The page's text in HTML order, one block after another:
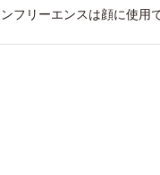
フリーエンスは顔に使用